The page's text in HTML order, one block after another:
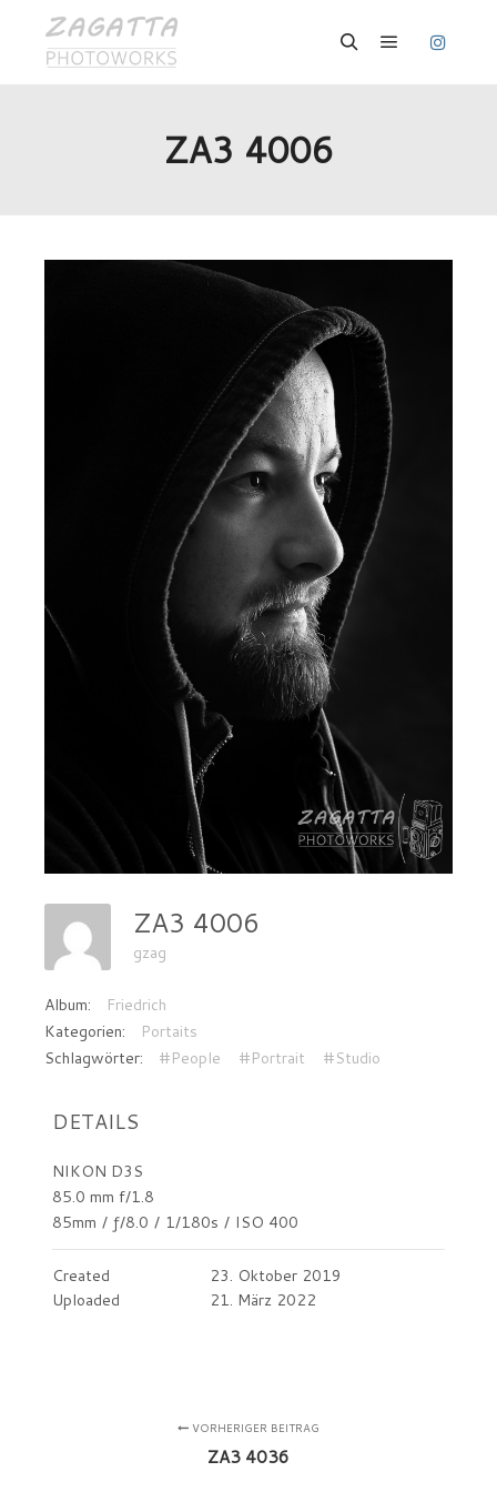
ZA3 4006
ZA3 4006
gzag
Album:
Friedrich
Kategorien:
Portaits
Schlagwörter:
#People #Portrait #Studio
DETAILS
NIKON D3S
85.0 mm f/1.8
85mm / ƒ/8.0 / 1/180s / ISO 400
Created
23. Oktober 2019
Uploaded
21. März 2022
VORHERIGER BEITRAG
ZA3 4036